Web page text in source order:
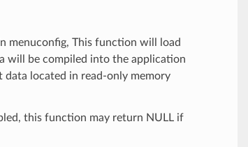
menuconfig, This function will load
will be compiled into the application
located in read-only memory
this function may return NULL if